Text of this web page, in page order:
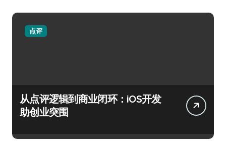
点评
从点评逻辑到商业闭环：iOS开发
助创业突围